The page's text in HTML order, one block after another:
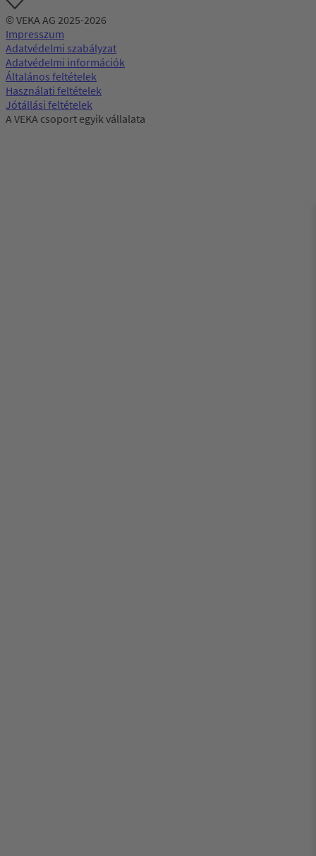
© VEKA AG 2025-2026
Impresszum
Adatvédelmi szabályzat
Adatvédelmi információk
Általános feltételek
Használati feltételek
Jótállási feltételek
A VEKA csoport egyik vállalata